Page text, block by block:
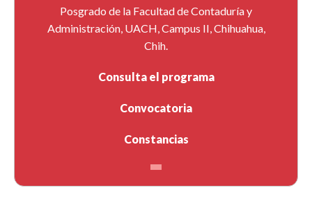
Posgrado de la Facultad de Contaduría y
Administración, UACH, Campus II, Chihuahua,
Chih.
Consulta el programa
Convocatoria
Constancias